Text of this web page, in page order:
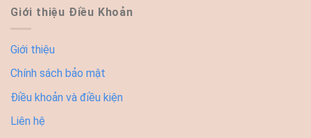
Giới thiệu Điều Khoản
Giới thiệu
Chính sách bảo mật
Điều khoản và điều kiện
Liên hệ